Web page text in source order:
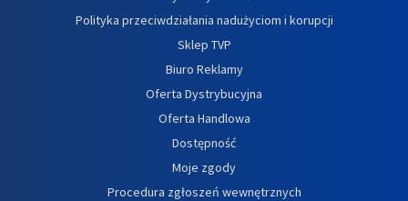
Polityka przeciwdziałania nadużyciom i korupcji
Sklep TVP
Biuro Reklamy
Oferta Dystrybucyjna
Oferta Handlowa
Dostępność
Moje zgody
Procedura zgłoszeń wewnętrznych